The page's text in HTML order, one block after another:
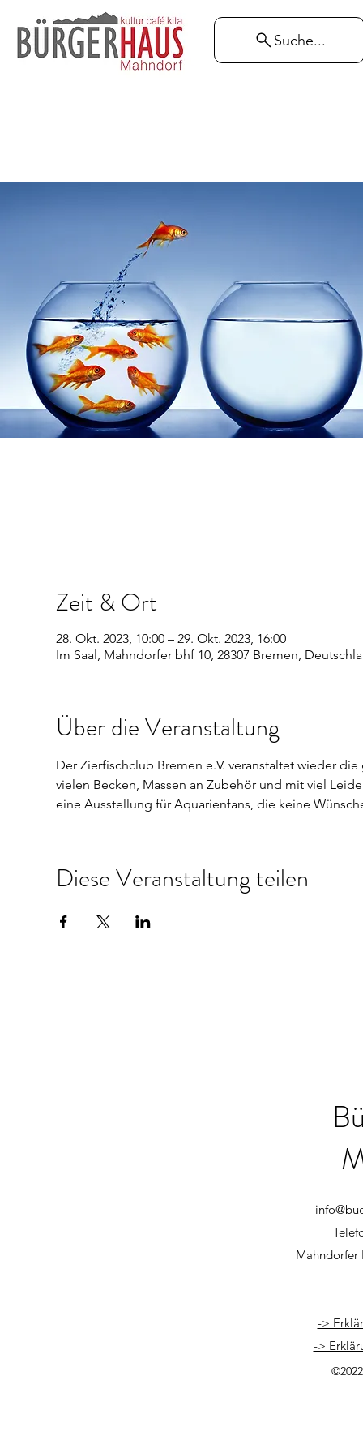
Suche...
Zeit & Ort
28. Okt. 2023, 10:00 – 29. Okt. 2023, 16:00
Im Saal, Mahndorfer bhf 10, 28307 Bremen,
Über die Veranstaltung
Der Zierfischclub Bremen e.V. veranstaltet wieder
vielen Becken, Massen an Zubehör und mit viel
eine Ausstellung für Aquarienfans, die keine
Diese Veranstaltung teilen
Mahndorfer
->
->